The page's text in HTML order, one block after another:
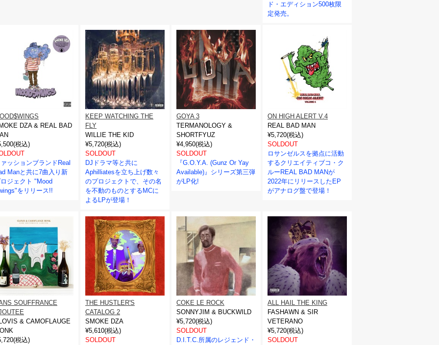
ド・エディション500枚限
定発売。
DZA & REAL BAD
税込)
ッションブランドReal
Manと共に7曲入り新
ジェクト "Mood
をリリース!!
KEEP WATCHING THE
FLY
WILLIE THE KID
¥5,720(税込)
SOLDOUT
DJドラマ等と共に
Aphilliatesを立ち上げ数々
のプロジェクトで、その名
を不動のものとするMCに
よるLPが登場！
GOYA 3
TERMANOLOGY &
SHORTFYUZ
¥4,950(税込)
SOLDOUT
『G.O.Y.A. (Gunz Or Yay
Available)』シリーズ第三弾
がLP化!
ON HIGH ALERT V.4
REAL BAD MAN
¥5,720(税込)
SOLDOUT
ロサンゼルスを拠点に活動
するクリエイティブコ・ク
ルーREAL BAD MANが
2022年にリリースしたEP
がアナログ盤で登場！
SOUFFRANCE
& CAMOFLAUGE
税込)
THE HUSTLER'S
CATALOG 2
SMOKE DZA
¥5,610(税込)
SOLDOUT
COKE LE ROCK
SONNYJIM & BUCKWILD
¥5,720(税込)
SOLDOUT
D.I.T.C.所属のレジェンド・
ALL HAIL THE KING
FASHAWN & SIR
VETERANO
¥5,720(税込)
SOLDOUT